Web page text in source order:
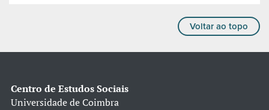
Voltar ao topo
Centro de Estudos Sociais
Universidade de Coimbra